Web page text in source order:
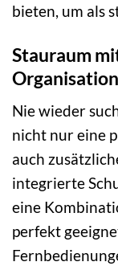
bieten, um als
Stauraum
Nie wieder
nicht nur eine
auch
integrierte
eine
perfekt